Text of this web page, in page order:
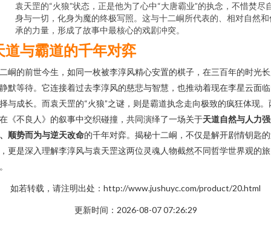
袁天罡的“火狼”状态，正是他为了心中“大唐霸业”的执念，不惜焚尽
身与一切，化身为魔的终极写照。这与十二峒所代表的、相对自然和
承的力量，形成了故事中最核心的戏剧冲突。
道与霸道的千年对弈
峒的前世今生，如同一枚被李淳风精心安置的棋子，在三百年的时光
默等待。它连接着过去李淳风的慈悲与智慧，也推动着现在李星云面
与成长。而袁天罡的“火狼”之谜，则是霸道执念走向极致的疯狂体现。
《不良人》的叙事中交织碰撞，共同演绎了一场关于天道自然与人力强
顺势而为与逆天改命的千年对弈。揭秘十二峒，不仅是解开剧情钥匙
更是深入理解李淳风与袁天罡这两位灵魂人物截然不同哲学世界观的旅
如若转载，请注明出处：http://www.jushuyc.com/product/20.html
更新时间：2026-08-07 07:26:29